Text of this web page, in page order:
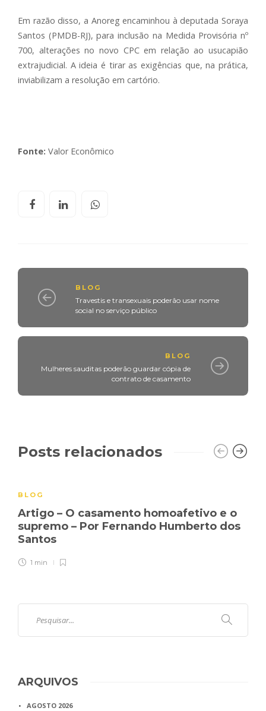
Em razão disso, a Anoreg encaminhou à deputada Soraya
Santos (PMDB-RJ), para inclusão na Medida Provisória nº
700, alterações no novo CPC em relação ao usucapião
extrajudicial. A ideia é tirar as exigências que, na prática,
inviabilizam a resolução em cartório.
Fonte: Valor Econômico
BLOG
Travestis e transexuais poderão usar nome
social no serviço público
BLOG
Mulheres sauditas poderão guardar cópia de
contrato de casamento
Posts relacionados
BLOG
Artigo – O casamento homoafetivo e o
supremo – Por Fernando Humberto dos
Santos
1 min
ARQUIVOS
AGOSTO 2026